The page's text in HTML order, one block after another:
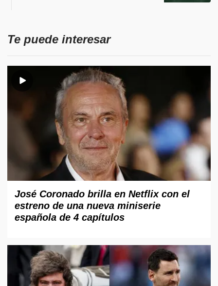
Te puede interesar
José Coronado brilla en Netflix con el
estreno de una nueva miniserie
española de 4 capítulos